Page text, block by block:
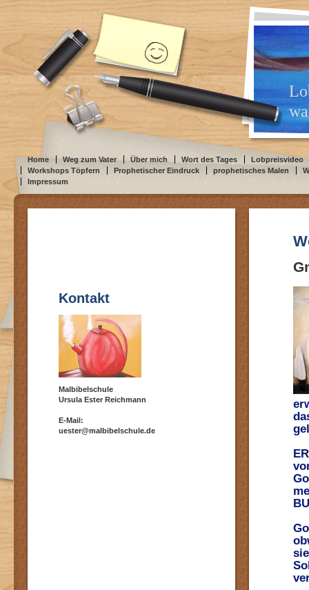
Home Weg zum Vater Über mich Wort des Tages
Lobpreisvideo
Workshops Töpfern
Prophetischer Eindruck prophetisches Malen
Impressum
Kontakt
Malbibelschule
Ursula Ester Reichmann
E-Mail:
uester@malbibelschule.de